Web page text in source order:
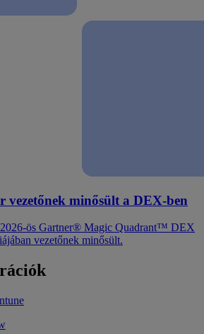
vezetőnek minősült a DEX-ben
ös Gartner® Magic Quadrant™ DEX
vezetőnek minősült.